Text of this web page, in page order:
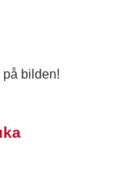
på bilden!